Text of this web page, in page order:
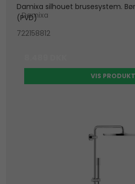
Damixa silhouet brusesystem.
(PVD)
Damixa
722158812
VIS PRODUKT